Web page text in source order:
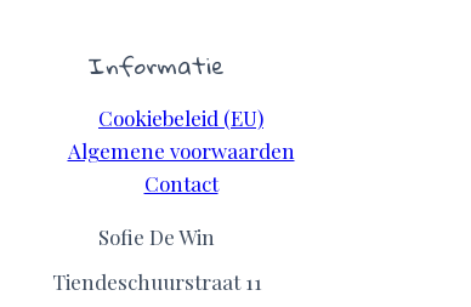
Informatie
Cookiebeleid (EU)
Algemene voorwaarden
Contact
Sofie De Win
Tiendeschuurstraat 11